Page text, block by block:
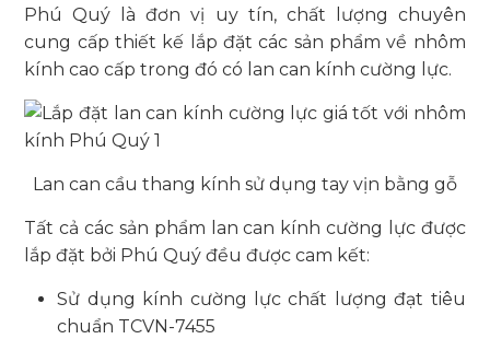
Phú Quý là đơn vị uy tín, chất lượng chuyên
cung cấp thiết kế lắp đặt các sản phẩm về nhôm
kính cao cấp trong đó có lan can kính cường lực.
Lan can cầu thang kính sử dụng tay vịn bằng gỗ
Tất cả các sản phẩm lan can kính cường lực được
lắp đặt bởi Phú Quý đều được cam kết:
Sử dụng kính cường lực chất lượng đạt tiêu
chuẩn TCVN-7455